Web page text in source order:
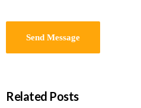
Related Posts